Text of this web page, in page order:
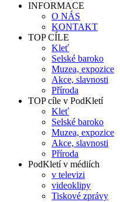
INFORMACE
O NÁS
KONTAKT
TOP CÍLE
Kleť
Selské baroko
Muzea, expozice
Akce, slavnosti
Příroda
TOP cíle v PodKletí
Kleť
Selské baroko
Muzea, expozice
Akce, slavnosti
Příroda
PodKletí v médiích
v televizi
videoklipy
Tiskové zprávy